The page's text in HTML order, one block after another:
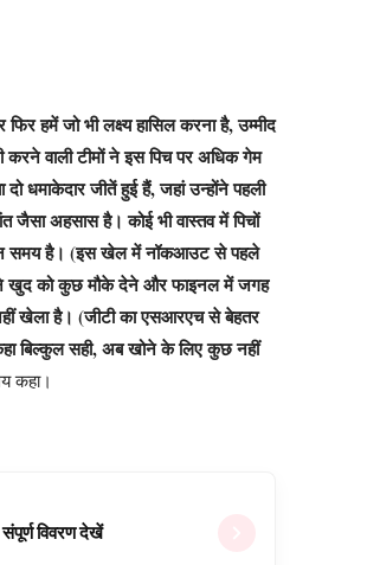
हमें जो भी लक्ष्य हासिल करना है, उम्मीद
करने वाली टीमों ने इस पिच पर अधिक गेम
धमाकेदार जीतें हुई हैं, जहां उन्होंने पहली
अहसास है। कोई भी वास्तव में पिचों
समय है। (इस खेल में नॉकआउट से पहले
खुद को कुछ मौके देने और फाइनल में जगह
खेला है। (जीटी का एसआरएच से बेहतर
बिल्कुल सही, अब खोने के लिए कुछ नहीं
कहा।
विवरण देखें